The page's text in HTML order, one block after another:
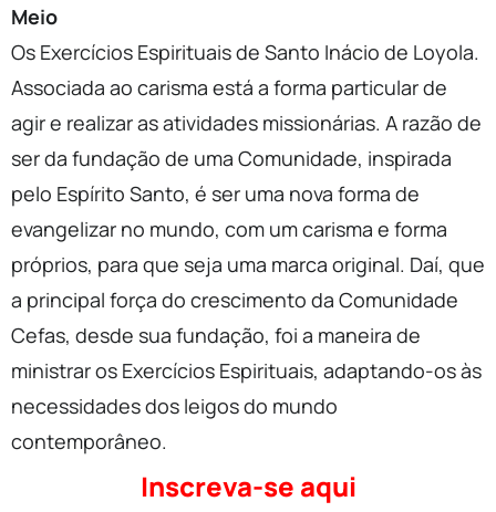
Meio
Os Exercícios Espirituais de Santo Inácio de Loyola.
Associada ao carisma está a forma particular de
agir e realizar as atividades missionárias. A razão de
ser da fundação de uma Comunidade, inspirada
pelo Espírito Santo, é ser uma nova forma de
evangelizar no mundo, com um carisma e forma
próprios, para que seja uma marca original. Daí, que
a principal força do crescimento da Comunidade
Cefas, desde sua fundação, foi a maneira de
ministrar os Exercícios Espirituais, adaptando-os às
necessidades dos leigos do mundo
contemporâneo.
Inscreva-se aqui